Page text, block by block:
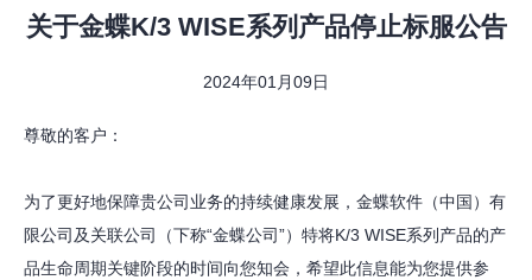
关于金蝶K/3 WISE系列产品停止标服公告
2024年01月09日
尊敬的客户：
为了更好地保障贵公司业务的持续健康发展，金蝶软件（中国）有
限公司及关联公司（下称“金蝶公司”）特将K/3 WISE系列产品的产
品生命周期关键阶段的时间向您知会，希望此信息能为您提供参